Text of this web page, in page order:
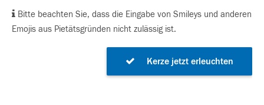
Bitte beachten Sie, dass die Eingabe von Smileys und anderen
Emojis aus Pietätsgründen nicht zulässig ist.
Kerze jetzt erleuchten